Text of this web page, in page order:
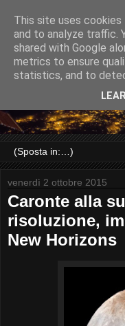
venerdì 2 ottobre 2015
Caronte alla
risoluzione,
New Horizons
This site uses
and to analyze traffic.
shared with Google
metrics to ensure
statistics, and to